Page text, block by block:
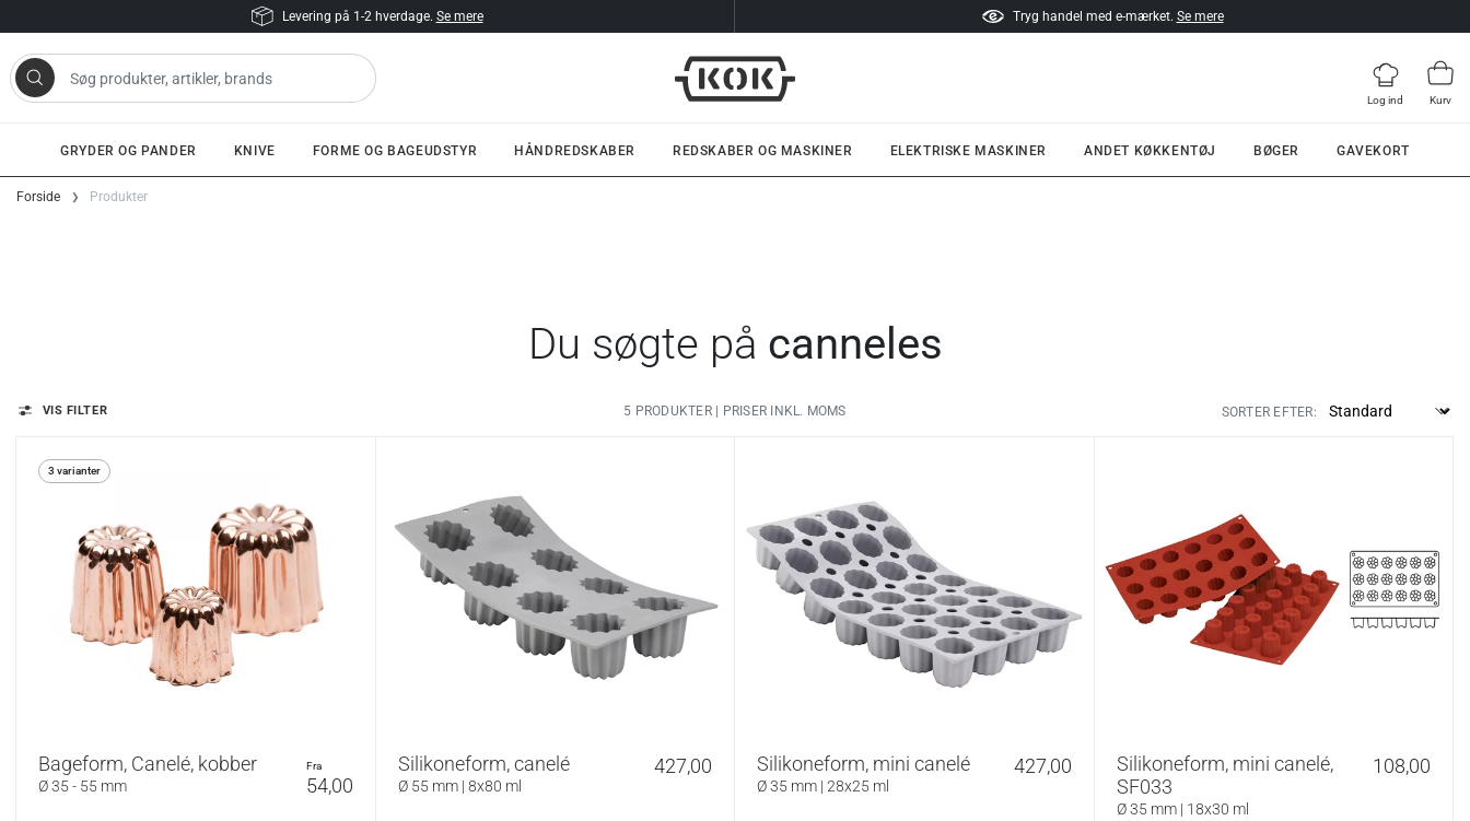
Gå til indhold
Levering på 1-2 hverdage. Se mere Tryg handel med e-mærket. Se mere
artikler, brands
Log ind Kurv
GRYDER OG PANDER KNIVE FORME OG BAGEUDSTYR HÅNDREDSKABER REDSKABER OG MASKINER ELEKTRISKE MASKINER ANDET KØKKENTØJ BØGER GAVEKORT
Forside Produkter
Du søgte på canneles
VIS FILTER 5 PRODUKTER | PRISER INKL. MOMS SORTER EFTER:
3 varianter
Bageform, Canelé, kobber
Ø 35 - 55 mm
fra
54,00
Silikoneform, canelé
Ø 55 mm | 8x80 ml
427,00 Silikoneform, mini canelé
Ø 35 mm | 28x25 ml
427,00
Silikoneform, mini canelé,
SF033
Ø 35 mm | 18x30 ml
108,00